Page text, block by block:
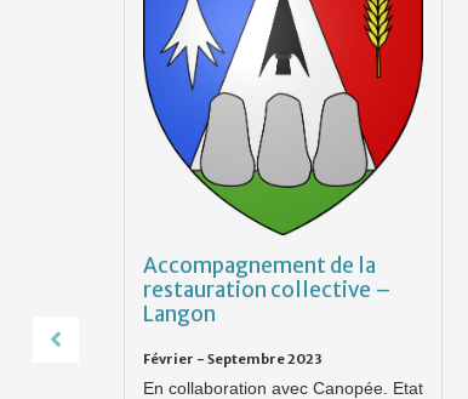
Accompagnement de la
restauration collective –
Langon
Février - Septembre 2023
En collaboration avec Canopée. Etat